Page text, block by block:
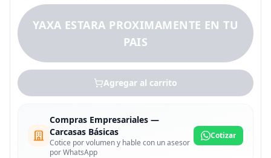
YAXA ESTARA PROXIMAMENTE EN TU
PAIS
Agregar al carrito
Compras Empresariales —
Carcasas Básicas
Cotice por volumen y hable con un asesor
por WhatsApp
Cotizar